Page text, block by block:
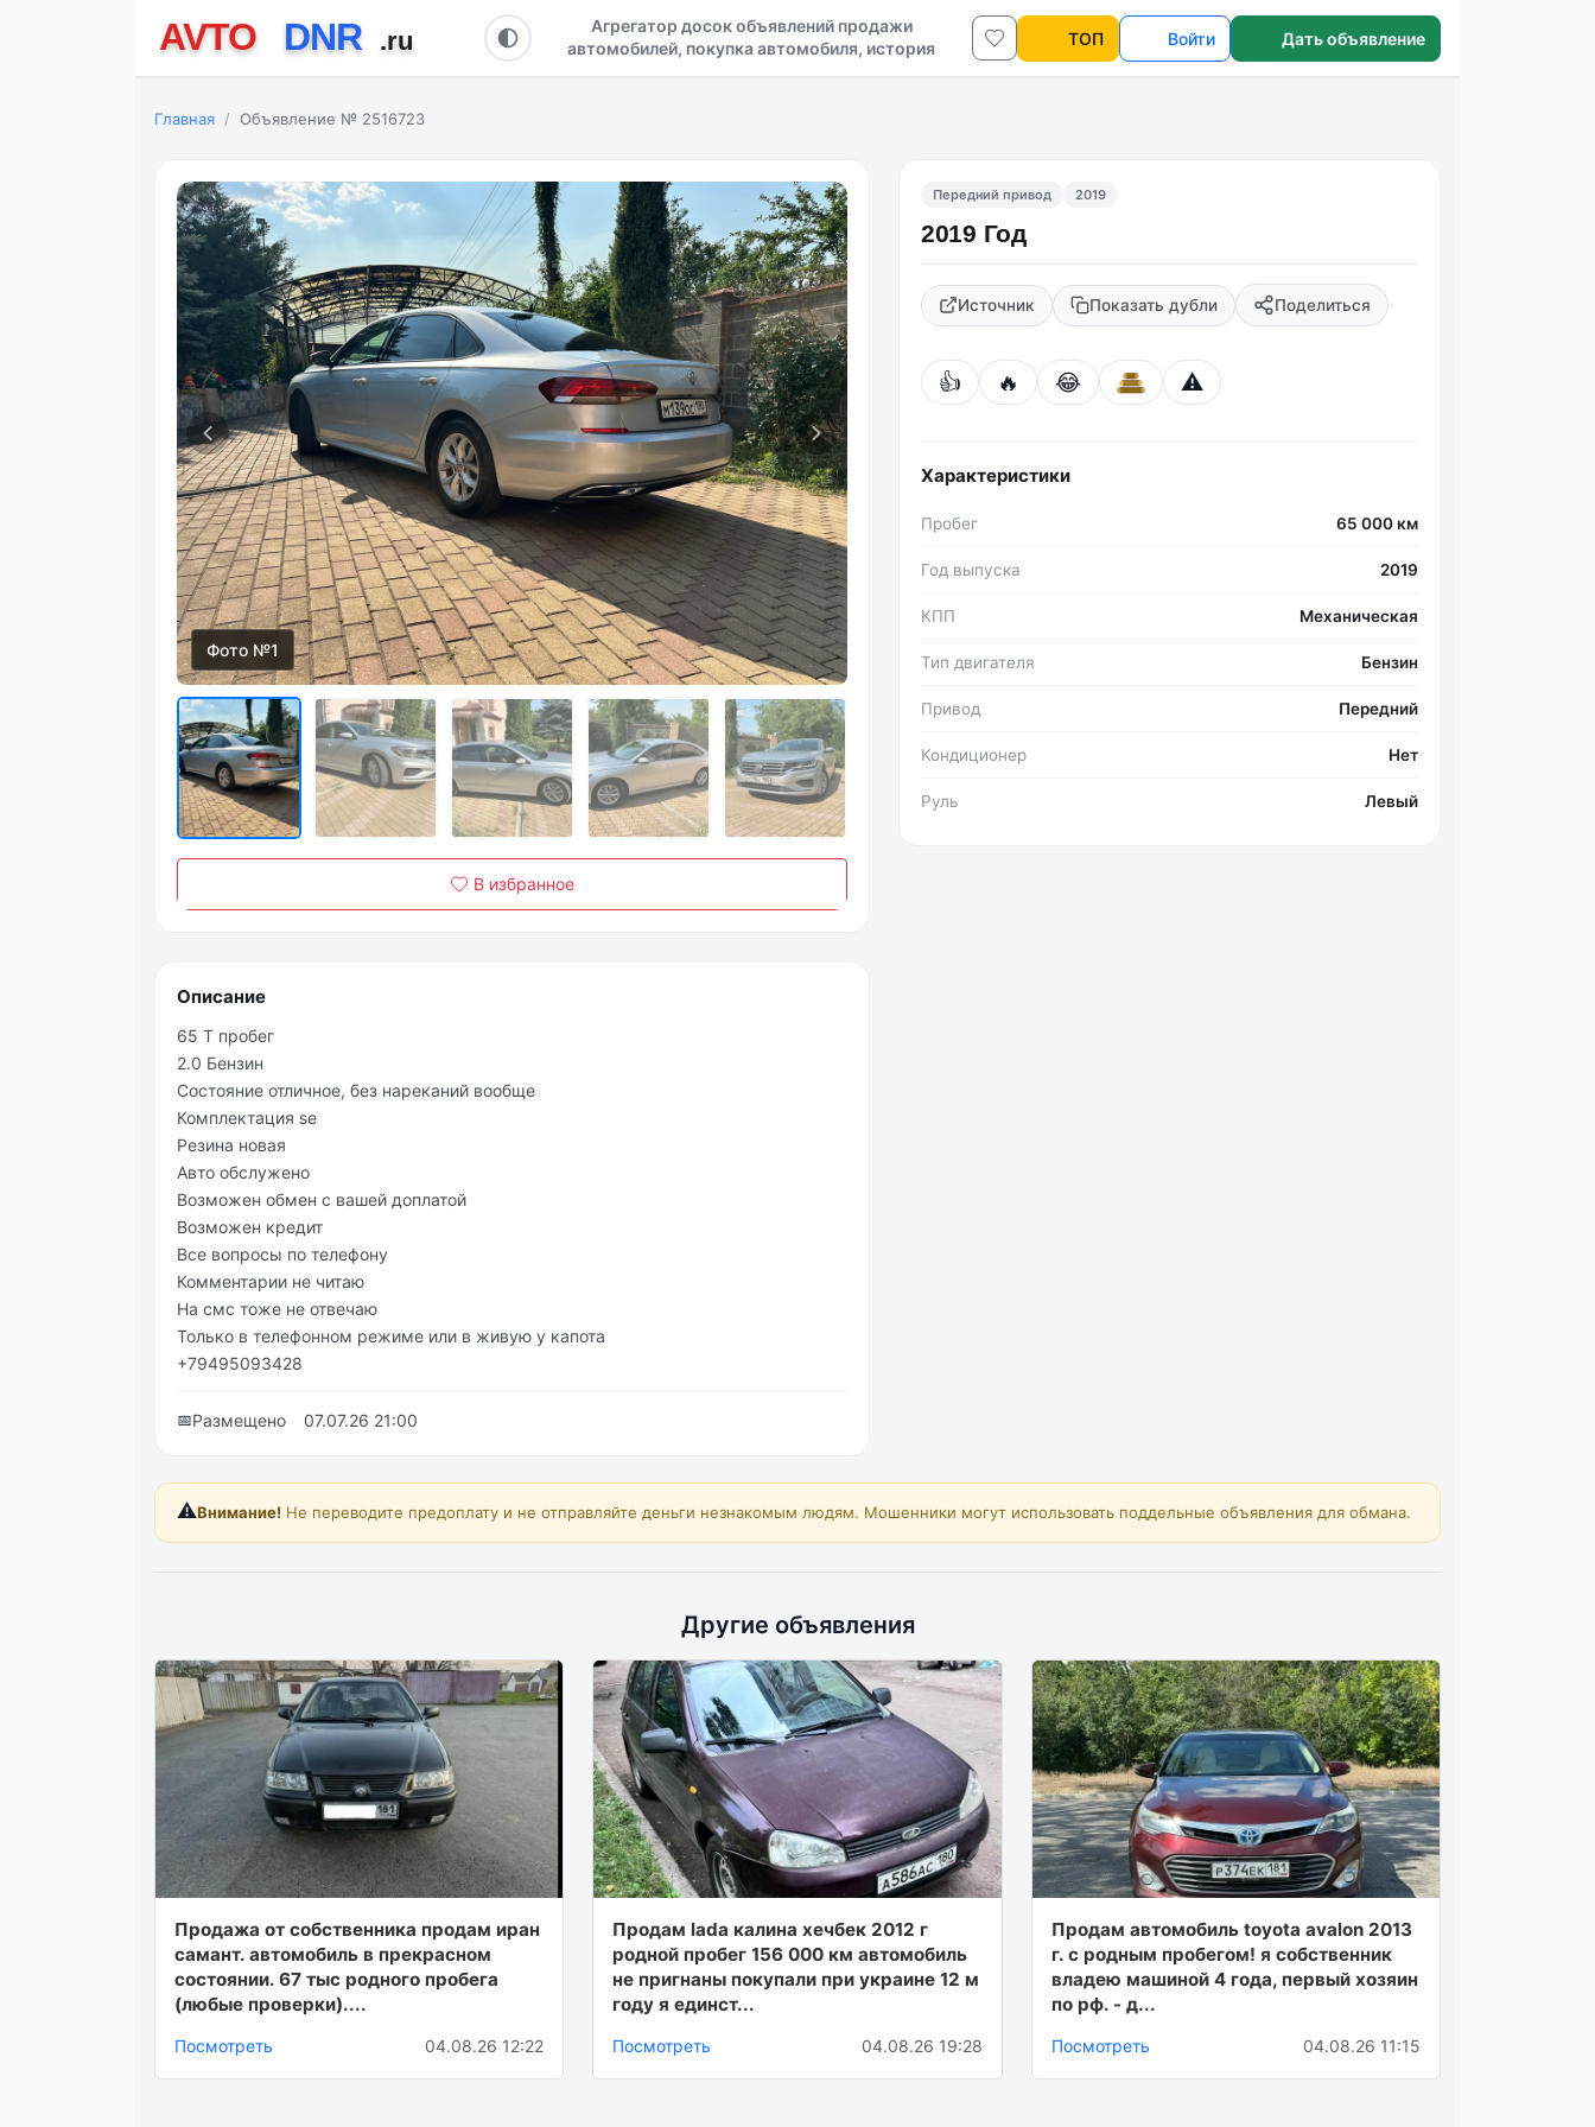
Агрегатор досок объявлений продажи
автомобилей, покупка автомобиля, история
авто в ДНР и ЛНР
ТОП Войти Дать объявление
Главная Объявление № 2516723
Фото №1
В избранное
Передний привод 2019
2019 Год
Источник Показать дубли Поделиться
👍 🔥 😂 ⚠️
Характеристики
Пробег 65 000 км
Год выпуска 2019
КПП Механическая
Тип двигателя Бензин
Привод Передний
Кондиционер Нет
Руль Левый
Описание
65 Т пробег
2.0 Бензин
Состояние отличное, без нареканий вообще
Комплектация se
Резина новая
Авто обслужено
Возможен обмен с вашей доплатой
Возможен кредит
Все вопросы по телефону
Комментарии не читаю
На смс тоже не отвечаю
Только в телефонном режиме или в живую у капота
+79495093428
📅Размещено 07.07.26 21:00
⚠️Внимание! Не переводите предоплату и не отправляйте деньги незнакомым людям. Мошенники могут использовать поддельные объявления для обмана.
Другие объявления
Продажа от собственника продам иран
самант. автомобиль в прекрасном
состоянии. 67 тыс родного пробега
(любые проверки)....
Посмотреть 04.08.26 12:22
Продам lada калина хечбек 2012 г
родной пробег 156 000 км автомобиль
не пригнаны покупали при украине 12 м
году я единст...
Посмотреть 04.08.26 19:28
Продам автомобиль toyota avalon 2013
г. с родным пробегом! я собственник
владею машиной 4 года, первый хозяин
по рф. - д...
Посмотреть 04.08.26 11:15